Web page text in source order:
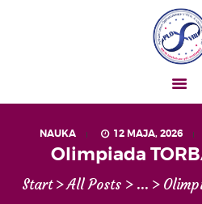
NAUKA 12 MAJA, 2026
Olimpiada
Start All Posts ...
Liceum nr
AKTUALNOŚCI
OGŁOSZENIA